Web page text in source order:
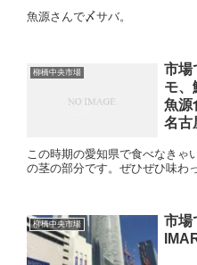
魚源さんで〆サバ。
柳橋中央市場
市場
モ、
魚源
名古
この時期の愛知県で食べなきゃ
の茎の部分です。ぜひぜひ味わ
柳橋中央市場
市場